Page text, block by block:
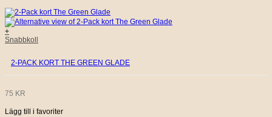
+
Snabbkoll
2-PACK KORT THE GREEN GLADE
75 KR
Lägg till i favoriter